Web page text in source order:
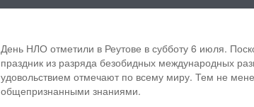
День НЛО отметили в Реутове в субботу 6 июля.
праздник из разряда безобидных международных
удовольствием отмечают по всему миру. Тем не
общепризнанными знаниями.